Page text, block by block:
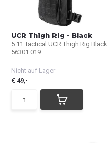
UCR Thigh Rig - Black
5.11 Tactical UCR Thigh Rig Black
56301.019
Nicht auf Lager
€ 49,-